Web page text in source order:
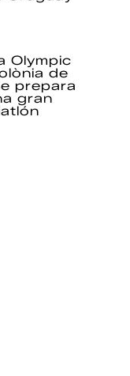
Olympic
de
prepara
gran